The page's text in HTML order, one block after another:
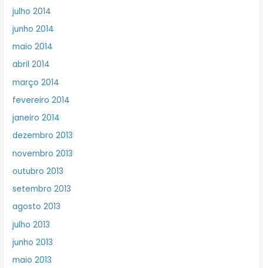
julho 2014
junho 2014
maio 2014
abril 2014
março 2014
fevereiro 2014
janeiro 2014
dezembro 2013
novembro 2013
outubro 2013
setembro 2013
agosto 2013
julho 2013
junho 2013
maio 2013